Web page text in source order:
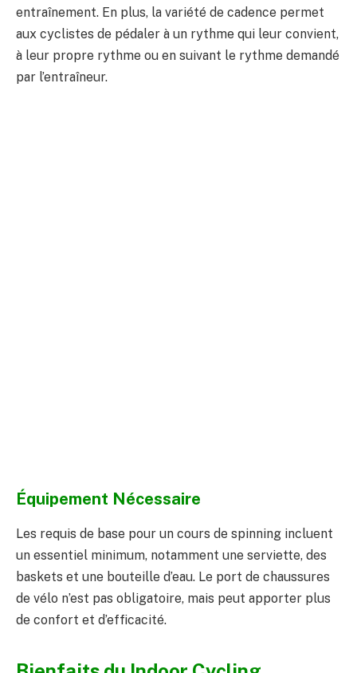
entraînement. En plus, la variété de cadence permet
aux cyclistes de pédaler à un rythme qui leur convient,
à leur propre rythme ou en suivant le rythme demandé
par l’entraîneur.
Équipement Nécessaire
Les requis de base pour un cours de spinning incluent
un essentiel minimum, notamment une serviette, des
baskets et une bouteille d’eau. Le port de chaussures
de vélo n’est pas obligatoire, mais peut apporter plus
de confort et d’efficacité.